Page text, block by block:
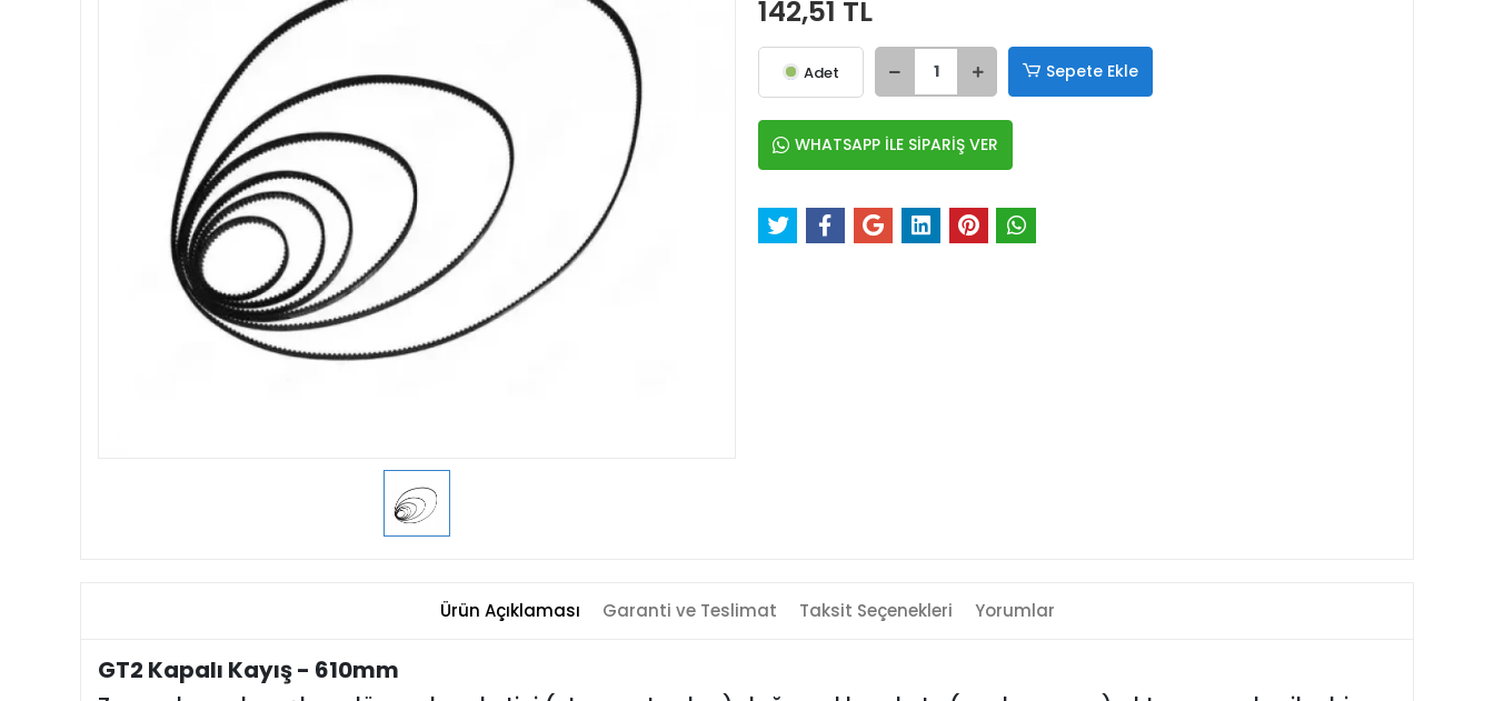
142,51 TL
Adet Sepete Ekle
WHATSAPP İLE SİPARİŞ VER
Ürün Açıklaması Garanti ve Teslimat Taksit Seçenekleri Yorumlar
GT2 Kapalı Kayış - 610mm